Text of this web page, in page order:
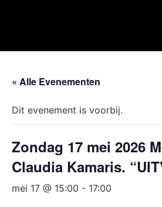
« Alle Evenementen
Dit evenement is voorbij.
Zondag 17 mei 2026
Claudia Kamaris.
mei 17 @ 15:00 - 17:00